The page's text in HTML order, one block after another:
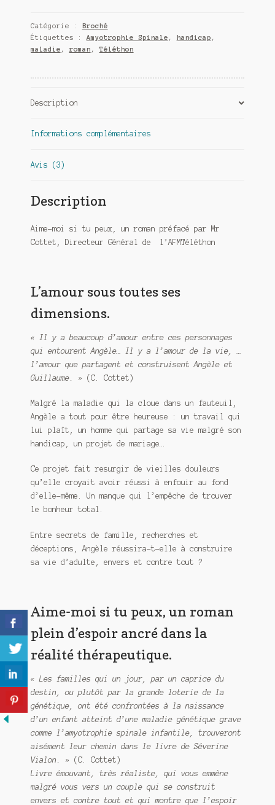
Meurtre sous couverture
Une baffe et ça repart
si
tu
peux
Catégorie :
Broché
Étiquettes :Amyotrophie Spinale , handicap ,
maladie , roman ,Téléthon
Description
Informations complémentaires
Avis (3)
Description
Aime-moi si tu peux, un roman préfacé par Mr
Cottet, Directeur Général de l’AFMTéléthon
L’amour sous toutes ses
dimensions.
« Il y a beaucoup d’amour entre ces personnages
qui entourent Angèle… Il y a l’amour de la vie, …
l’amour que partagent et construisent Angèle et
Guillaume. » (C. Cottet)
Malgré la maladie qui la cloue dans un fauteuil,
Angèle a tout pour être heureuse : un travail qui
lui plaît, un homme qui partage sa vie malgré son
handicap, un projet de mariage…
Ce projet fait resurgir de vieilles douleurs
qu’elle croyait avoir réussi à enfouir au fond
d’elle-même. Un manque qui l’empêche de trouver
le bonheur total.
Entre secrets de famille, recherches et
déceptions, Angèle réussira-t-elle à construire
sa vie d’adulte, envers et contre tout ?
Aime-moi si tu peux, un roman
plein d’espoir ancré dans la
réalité thérapeutique.
« Les familles qui un jour, par un caprice du
destin, ou plutôt par la grande loterie de la
génétique, ont été confrontées à la naissance
d’un enfant atteint d’une maladie génétique grave
comme l’amyotrophie spinale infantile, trouveront
aisément leur chemin dans le livre de Séverine
Vialon. » (C. Cottet)
Livre émouvant, très réaliste, qui vous emmène
malgré vous vers un couple qui se construit
envers et contre tout et qui montre que l’espoir